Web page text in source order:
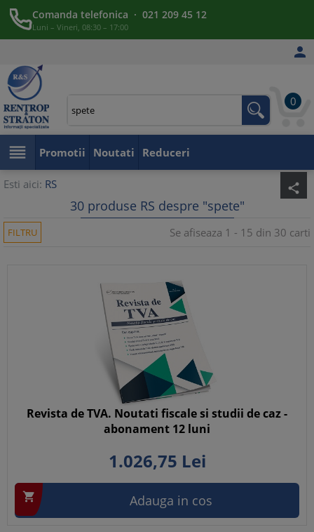
Comanda telefonica · 021 209 45 12
Luni – Vineri, 08:30 – 17:00

0
 Promotii Noutati Reduceri
Esti aici: RS share
30 produse RS despre "spete"
FILTRU Se afiseaza 1 - 15 din 30 carti
Revista de TVA. Noutati fiscale si studii de caz -
abonament 12 luni
1.026,75 Lei
 Adauga in cos